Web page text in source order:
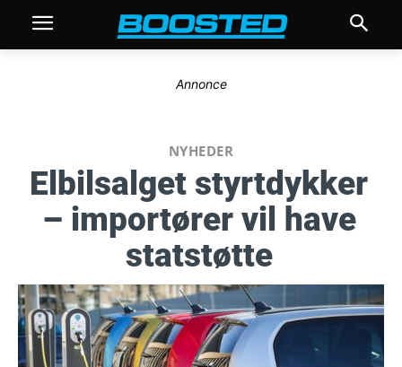
Annonce
NYHEDER
Elbilsalget styrtdykker
– importører vil have
statstøtte